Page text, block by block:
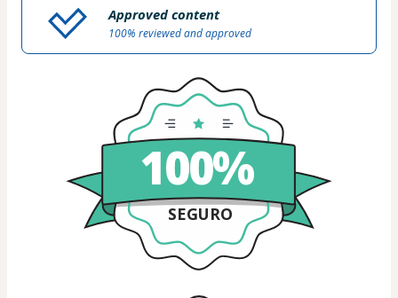
Approved content
100% reviewed and approved
100%
SEGURO